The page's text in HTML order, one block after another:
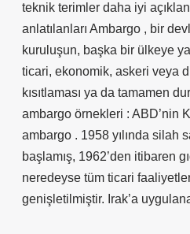
teknik terimler daha iyi
anlatılanları Ambargo , bir
kuruluşun, başka bir ülkeye
ticari, ekonomik, askeri veya
kısıtlaması ya da tamamen
ambargo örnekleri : ABD’nin
ambargo . 1958 yılında silah
başlamış, 1962’den itibaren
neredeyse tüm ticari
genişletilmiştir. Irak’a